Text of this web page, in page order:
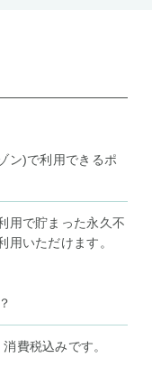
ン)で利用できるポ
用で貯まった永久不
用いただけます。
費税込みです。